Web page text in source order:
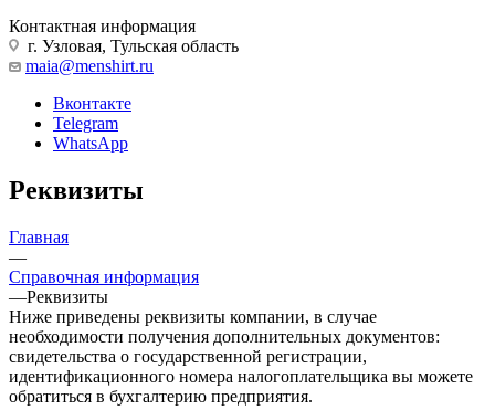
Контактная информация
г. Узловая, Тульская область
maia@menshirt.ru
Вконтакте
Telegram
WhatsApp
Реквизиты
Главная
—
Справочная информация
—Реквизиты
Ниже приведены реквизиты компании, в случае
необходимости получения дополнительных документов:
свидетельства о государственной регистрации,
идентификационного номера налогоплательщика вы можете
обратиться в бухгалтерию предприятия.